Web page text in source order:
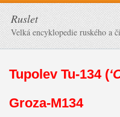
Ruslet
Velká encyklopedie ruského a
Tupolev Tu-134 (
Groza-M134